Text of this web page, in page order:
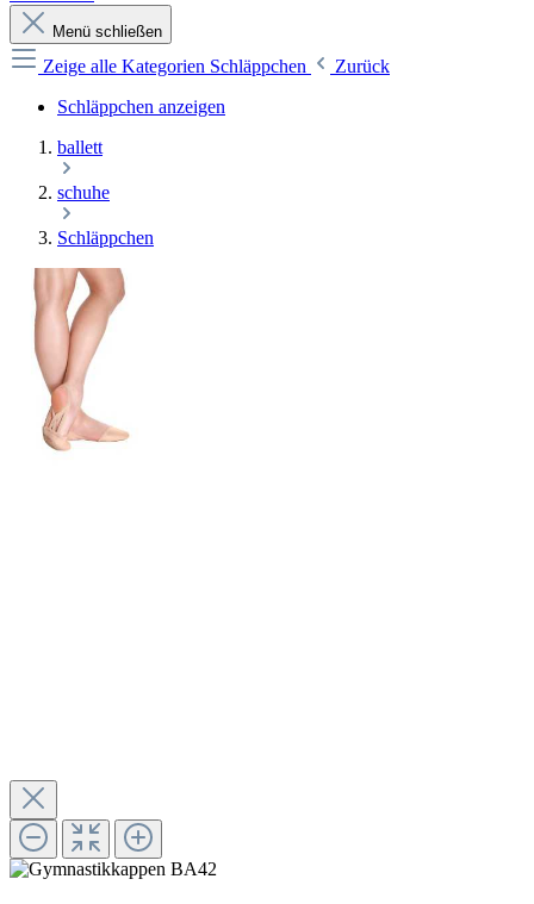
Menü schließen
Zeige alle Kategorien Schläppchen
Zurück
Schläppchen anzeigen
ballett
schuhe
Schläppchen